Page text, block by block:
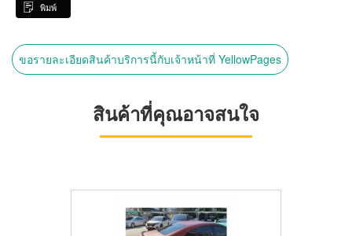
พิมพ์
ขอรายละเอียดสินค้าบริการนี้กับเจ้าหน้าที่ YellowPages
สินค้าที่คุณอาจสนใจ